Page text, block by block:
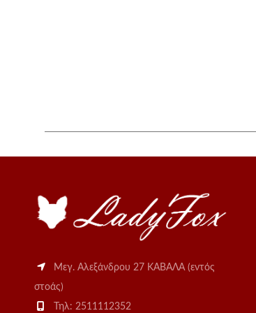
Μεγ. Αλεξάνδρου 27 ΚΑΒΑΛΑ (εντός
στοάς)
Τηλ: 2511112352